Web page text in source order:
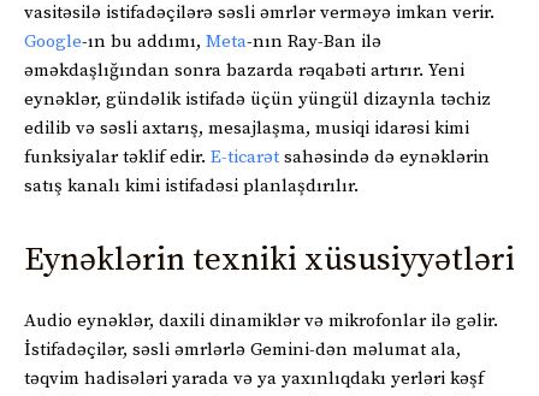
vasitəsilə istifadəçilərə səsli əmrlər verməyə imkan verir.
Google-ın bu addımı, Meta-nın Ray-Ban ilə
əməkdaşlığından sonra bazarda rəqabəti artırır. Yeni
eynəklər, gündəlik istifadə üçün yüngül dizaynla təchiz
edilib və səsli axtarış, mesajlaşma, musiqi idarəsi kimi
funksiyalar təklif edir. E-ticarət sahəsində də eynəklərin
satış kanalı kimi istifadəsi planlaşdırılır.
Eynəklərin texniki xüsusiyyətləri
Audio eynəklər, daxili dinamiklər və mikrofonlar ilə gəlir.
İstifadəçilər, səsli əmrlərlə Gemini-dən məlumat ala,
təqvim hadisələri yarada və ya yaxınlıqdakı yerləri kəşf